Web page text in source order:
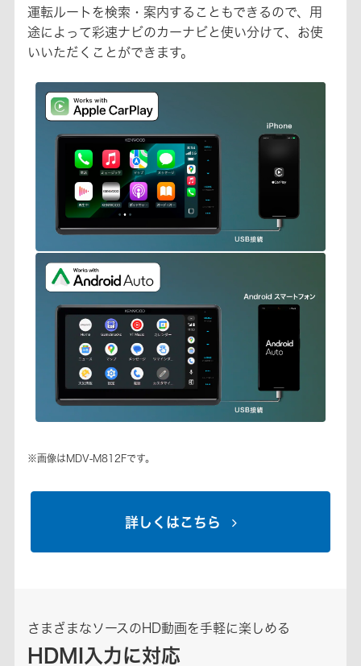
運転ルートを検索・案内することもできるので、用
途によって彩速ナビのカーナビと使い分けて、お使
いいただくことができます。
※画像はMDV-M812Fです。
詳しくはこちら
さまざまなソースのHD動画を手軽に楽しめる
HDMI入力に対応